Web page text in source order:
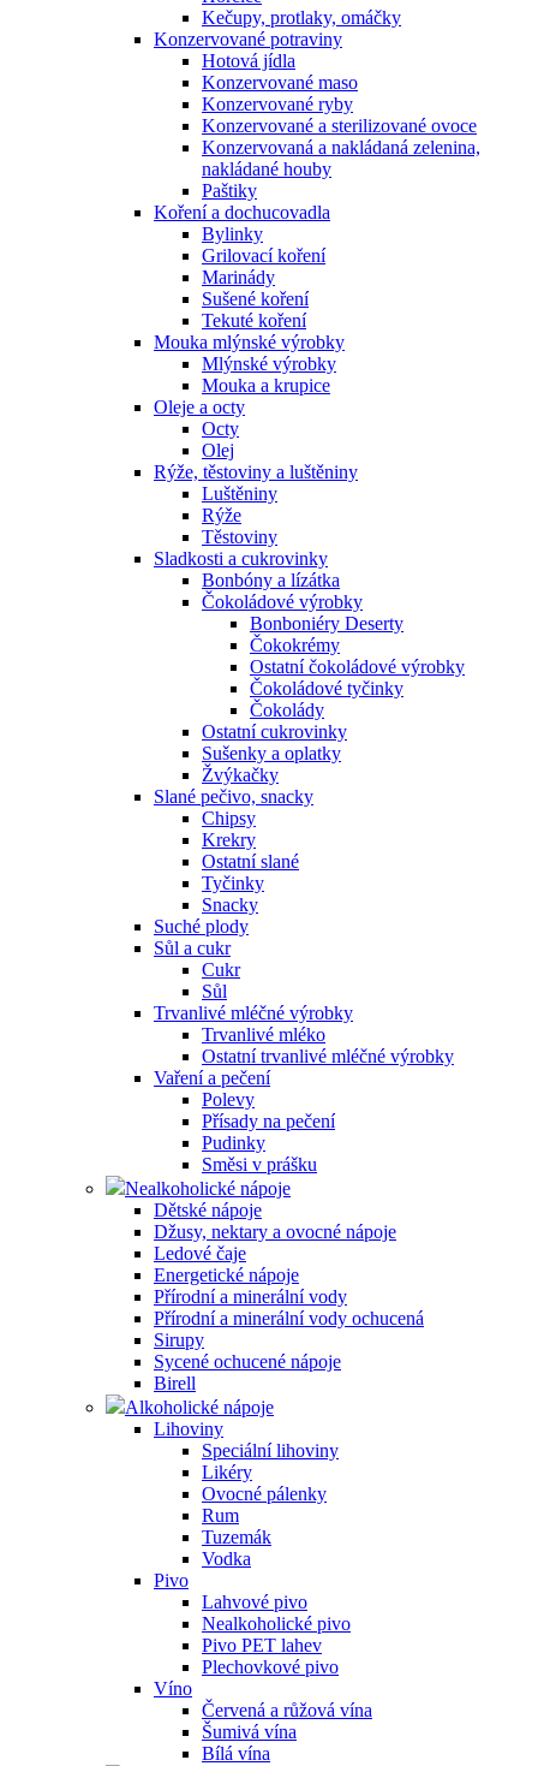
Kečupy, protlaky, omáčky
Konzervované potraviny
Hotová jídla
Konzervované maso
Konzervované ryby
Konzervované a sterilizované ovoce
Konzervovaná a nakládaná zelenina,
nakládané houby
Paštiky
Koření a dochucovadla
Bylinky
Grilovací koření
Marinády
Sušené koření
Tekuté koření
Mouka mlýnské výrobky
Mlýnské výrobky
Mouka a krupice
Oleje a octy
Octy
Olej
Rýže, těstoviny a luštěniny
Luštěniny
Rýže
Těstoviny
Sladkosti a cukrovinky
Bonbóny a lízátka
Čokoládové výrobky
Bonboniéry Deserty
Čokokrémy
Ostatní čokoládové výrobky
Čokoládové tyčinky
Čokolády
Ostatní cukrovinky
Sušenky a oplatky
Žvýkačky
Slané pečivo, snacky
Chipsy
Krekry
Ostatní slané
Tyčinky
Snacky
Suché plody
Sůl a cukr
Cukr
Sůl
Trvanlivé mléčné výrobky
Trvanlivé mléko
Ostatní trvanlivé mléčné výrobky
Vaření a pečení
Polevy
Přísady na pečení
Pudinky
Směsi v prášku
Nealkoholické nápoje
Dětské nápoje
Džusy, nektary a ovocné nápoje
Ledové čaje
Energetické nápoje
Přírodní a minerální vody
Přírodní a minerální vody ochucená
Sirupy
Sycené ochucené nápoje
Birell
Alkoholické nápoje
Lihoviny
Speciální lihoviny
Likéry
Ovocné pálenky
Rum
Tuzemák
Vodka
Pivo
Lahvové pivo
Nealkoholické pivo
Pivo PET lahev
Plechovkové pivo
Víno
Červená a růžová vína
Šumivá vína
Bílá vína